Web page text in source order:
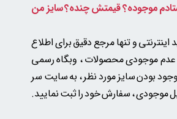
موجوده؟ قیمتش چنده؟ سایز من
اینترنتی و تنها مرجع دقیق برای اطلاع
عدم موجودی محصولات ، وبگاه رسمی
بودن سایز مورد نظر ، به سایت سر
موجودی ، سفارش خود را ثبت نمایید.